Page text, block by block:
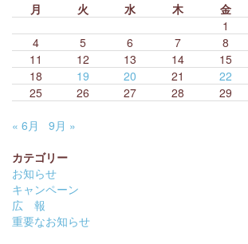
月
火 水 木 金
1
4
5 6 7 8
11
12 13 14 15
18
19 20 21 22
25
26 27 28 29
« 6月
9月 »
カテゴリー
お知らせ
キャンペーン
広 報
重要なお知らせ
JADDO